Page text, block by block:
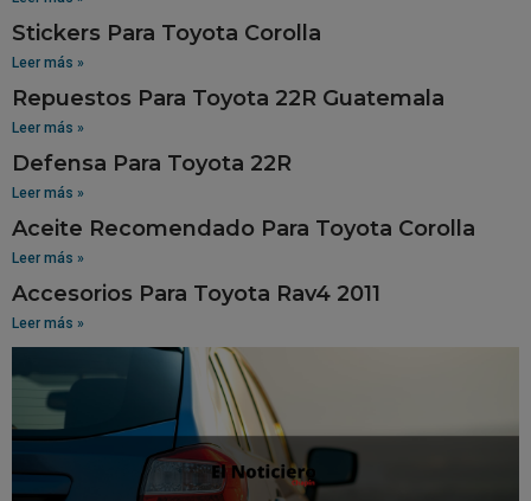
Stickers Para Toyota Corolla
Leer más »
Repuestos Para Toyota 22R Guatemala
Leer más »
Defensa Para Toyota 22R
Leer más »
Aceite Recomendado Para Toyota Corolla
Leer más »
Accesorios Para Toyota Rav4 2011
Leer más »